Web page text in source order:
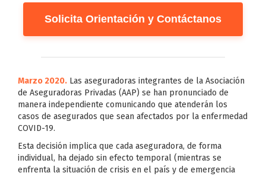
Solicita Orientación y Contáctanos
Marzo 2020. Las aseguradoras integrantes de la Asociación
de Aseguradoras Privadas (AAP) se han pronunciado de
manera independiente comunicando que atenderán los
casos de asegurados que sean afectados por la enfermedad
COVID-19.
Esta decisión implica que cada aseguradora, de forma
individual, ha dejado sin efecto temporal (mientras se
enfrenta la situación de crisis en el país y de emergencia